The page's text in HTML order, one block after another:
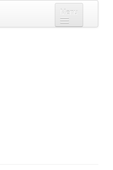
Menu